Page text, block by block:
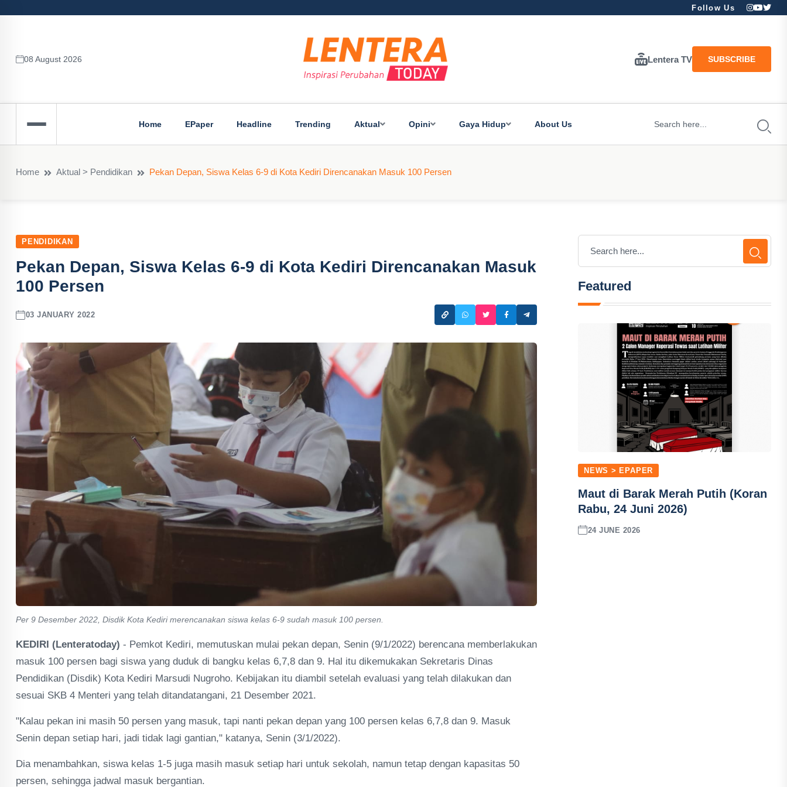
Follow Us
08 August 2026 Lentera TV SUBSCRIBE
Home EPaper Headline Trending Aktual Opini Gaya Hidup About Us
Home Aktual > Pendidikan Pekan Depan, Siswa Kelas 6-9 di Kota Kediri Direncanakan Masuk 100 Persen
PENDIDIKAN
Pekan Depan, Siswa Kelas 6-9 di Kota Kediri Direncanakan Masuk
100 Persen
03 JANUARY 2022
Per 9 Desember 2022, Disdik Kota Kediri merencanakan siswa kelas 6-9 sudah masuk 100 persen.
KEDIRI (Lenteratoday) - Pemkot Kediri, memutuskan mulai pekan depan, Senin (9/1/2022) berencana memberlakukan
masuk 100 persen bagi siswa yang duduk di bangku kelas 6,7,8 dan 9. Hal itu dikemukakan Sekretaris Dinas
Pendidikan (Disdik) Kota Kediri Marsudi Nugroho. Kebijakan itu diambil setelah evaluasi yang telah dilakukan dan
sesuai SKB 4 Menteri yang telah ditandatangani, 21 Desember 2021.
"Kalau pekan ini masih 50 persen yang masuk, tapi nanti pekan depan yang 100 persen kelas 6,7,8 dan 9. Masuk
Senin depan setiap hari, jadi tidak lagi gantian," katanya, Senin (3/1/2022).
Dia menambahkan, siswa kelas 1-5 juga masih masuk setiap hari untuk sekolah, namun tetap dengan kapasitas 50
persen, sehingga jadwal masuk bergantian.
Featured
NEWS > EPAPER
Maut di Barak Merah Putih (Koran
Rabu, 24 Juni 2026)
24 JUNE 2026